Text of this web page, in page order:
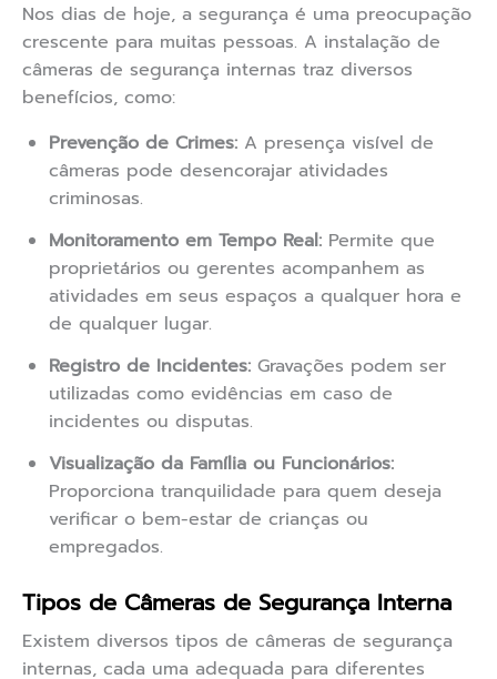
Nos dias de hoje, a segurança é uma preocupação
crescente para muitas pessoas. A instalação de
câmeras de segurança internas traz diversos
benefícios, como:
Prevenção de Crimes: A presença visível de
câmeras pode desencorajar atividades
criminosas.
Monitoramento em Tempo Real: Permite que
proprietários ou gerentes acompanhem as
atividades em seus espaços a qualquer hora e
de qualquer lugar.
Registro de Incidentes: Gravações podem ser
utilizadas como evidências em caso de
incidentes ou disputas.
Visualização da Família ou Funcionários:
Proporciona tranquilidade para quem deseja
verificar o bem-estar de crianças ou
empregados.
Tipos de Câmeras de Segurança Interna
Existem diversos tipos de câmeras de segurança
internas, cada uma adequada para diferentes